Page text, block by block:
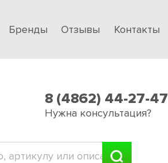
Бренды Отзывы Контакты
8 (4862) 44-27-47
Нужна консультация?